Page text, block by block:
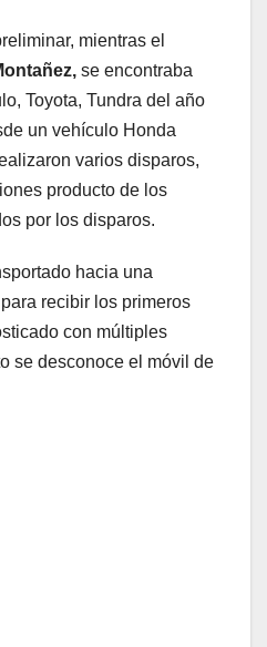
mientras el
se encontraba
Toyota, Tundra del año
un vehículo Honda
varios disparos,
producto de los
por los disparos.
hacia una
recibir los primeros
con múltiples
se desconoce el móvil de